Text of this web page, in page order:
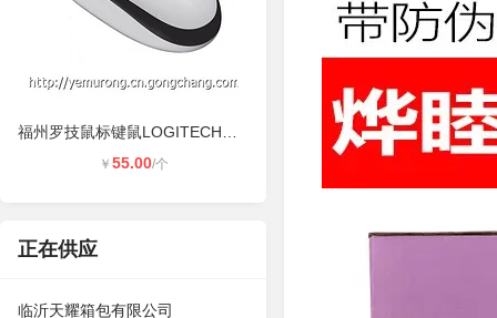
￥ 55.00/个
正在供应
临沂天耀箱包有限公司